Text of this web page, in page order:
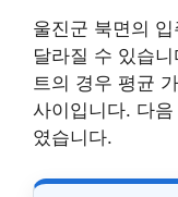
울진군 북면의
달라질 수 있습
트의 경우 평균
사이입니다. 다
였습니다.